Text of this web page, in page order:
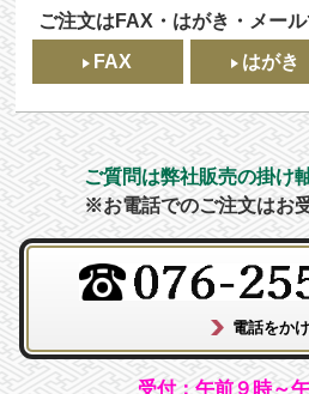
ご注文はFAX・はがき・メール
FAX
はがき
ご質問は弊社販売の掛け
※お電話でのご注文はお
受付：午前９時～